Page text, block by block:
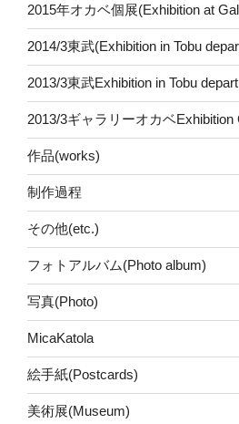
2015年オカベ個展(Exhibition at
2014/3東武(Exhibition in Tobu
2013/3東武Exhibition in Tobu
2013/3ギャラリーオカベExhibition
作品(works)
制作過程
その他(etc.)
フォトアルバム(Photo album)
写真(Photo)
MicaKatola
絵手紙(Postcards)
美術展(Museum)